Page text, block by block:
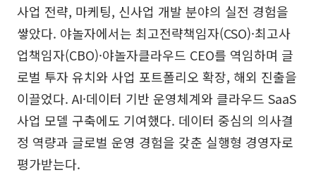
사업 전략, 마케팅, 신사업 개발 분야의 실전 경험을
쌓았다. 야놀자에서는 최고전략책임자(CSO)·최고사
업책임자(CBO)·야놀자클라우드 CEO를 역임하며 글
로벌 투자 유치와 사업 포트폴리오 확장, 해외 진출을
이끌었다. AI·데이터 기반 운영체계와 클라우드 SaaS
사업 모델 구축에도 기여했다. 데이터 중심의 의사결
정 역량과 글로벌 운영 경험을 갖춘 실행형 경영자로
평가받는다.